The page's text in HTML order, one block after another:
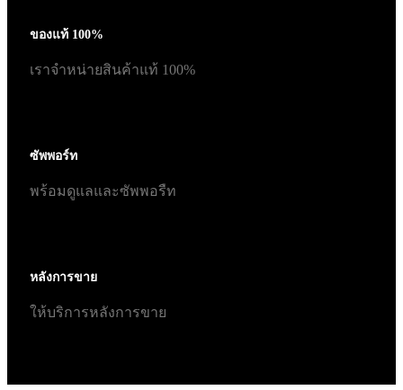
ของแท้ 100%
เราจำหน่ายสินค้าแท้ 100%
ซัพพอร์ท
พร้อมดูแลและซัพพอรืท
หลังการขาย
ให้บริการหลังการขาย